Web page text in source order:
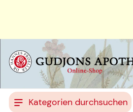
Kategorien durchsuchen